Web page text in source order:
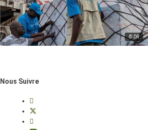
© DR
Nous Suivre